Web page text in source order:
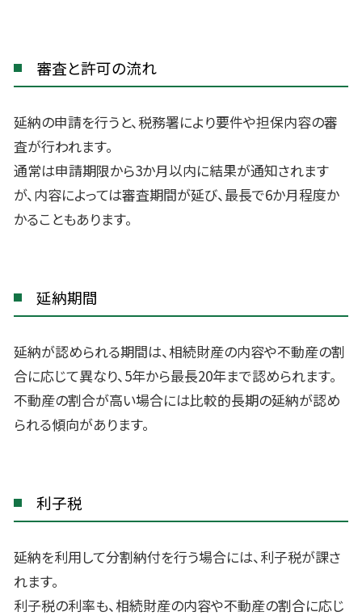
審査と許可の流れ
延納の申請を行うと、税務署により要件や担保内容の審
査が行われます。
通常は申請期限から3か月以内に結果が通知されます
が、内容によっては審査期間が延び、最長で6か月程度か
かることもあります。
延納期間
延納が認められる期間は、相続財産の内容や不動産の割
合に応じて異なり、5年から最長20年まで認められます。
不動産の割合が高い場合には比較的長期の延納が認め
られる傾向があります。
利子税
延納を利用して分割納付を行う場合には、利子税が課さ
れます。
利子税の利率も、相続財産の内容や不動産の割合に応じ